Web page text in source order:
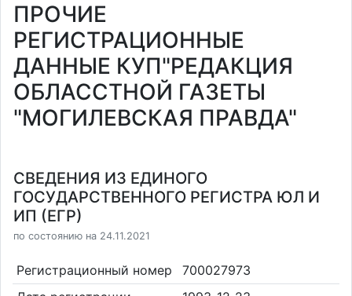
ПРОЧИЕ
РЕГИСТРАЦИОННЫЕ
ДАННЫЕ КУП"РЕДАКЦИЯ
ОБЛАССТНОЙ ГАЗЕТЫ
"МОГИЛЕВСКАЯ ПРАВДА"
СВЕДЕНИЯ ИЗ ЕДИНОГО
ГОСУДАРСТВЕННОГО РЕГИСТРА ЮЛ И
ИП (ЕГР)
по состоянию на 24.11.2021
Регистрационный номер
700027973